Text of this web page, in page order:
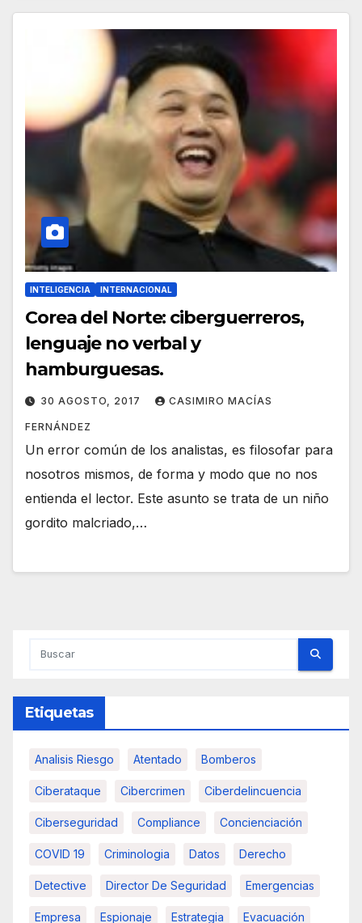
INTELIGENCIA INTERNACIONAL
Corea del Norte: ciberguerreros,
lenguaje no verbal y
hamburguesas.
30 AGOSTO, 2017 CASIMIRO MACÍAS
FERNÁNDEZ
Un error común de los analistas, es filosofar para
nosotros mismos, de forma y modo que no nos
entienda el lector. Este asunto se trata de un niño
gordito malcriado,…
Etiquetas
Analisis Riesgo Atentado Bomberos
Ciberataque Cibercrimen Ciberdelincuencia
Ciberseguridad Compliance Concienciación
COVID 19 Criminologia Datos Derecho
Detective Director De Seguridad Emergencias
Empresa Espionaje Estrategia Evacuación